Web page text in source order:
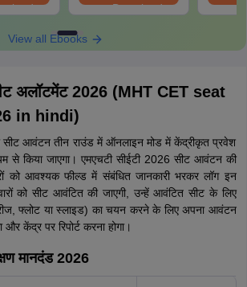
Download
View all Ebooks
अलॉटमेंट 2026 (MHT CET seat
in hindi)
सीट आवंटन तीन राउंड में ऑनलाइन मोड में केंद्रीकृत प्रवेश
से किया जाएगा। एमएचटी सीईटी 2026 सीट आवंटन की
को आवश्यक फील्ड में संबंधित जानकारी भरकर लॉग इन
को सीट आवंटित की जाएगी, उन्हें आवंटित सीट के लिए
फ्लोट या स्लाइड) का चयन करने के लिए अपना आवंटन
केंद्र पर रिपोर्ट करना होगा।
मानदंड 2026